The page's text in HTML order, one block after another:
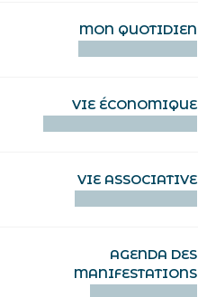
MON QUOTIDIEN
VIE ÉCONOMIQUE
VIE ASSOCIATIVE
AGENDA DES
MANIFESTATIONS